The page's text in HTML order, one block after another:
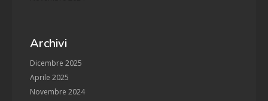
Archivi
Dicembre 2025
Aprile 2025
Novembre 2024